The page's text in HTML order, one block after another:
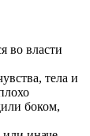
во власти
тела и
боком,